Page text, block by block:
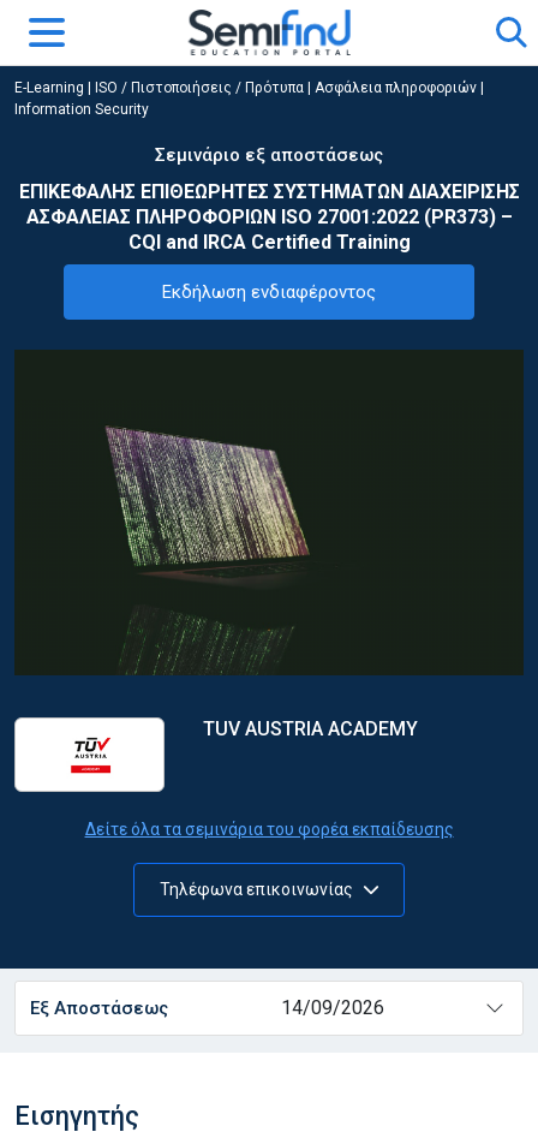
E-Learning ISO / Πιστοποιήσεις / Πρότυπα
Ασφάλεια πληροφοριών |
Information Security
Σεμινάριο εξ αποστάσεως
ΕΠΙΚΕΦΑΛΗΣ ΕΠΙΘΕΩΡΗΤΕΣ ΣΥΣΤΗΜΑΤΩΝ ΔΙΑΧΕΙΡΙΣΗΣ
ΑΣΦΑΛΕΙΑΣ ΠΛΗΡΟΦΟΡΙΩΝ ISO 27001:2022 (PR373) –
CQI and IRCA Certified Training
Εκδήλωση ενδιαφέροντος
TUV AUSTRIA ACADEMY
Δείτε όλα τα σεμινάρια του φορέα εκπαίδευσης
Τηλέφωνα επικοινωνίας
Εξ Αποστάσεως 14/09/2026
Εισηγητής